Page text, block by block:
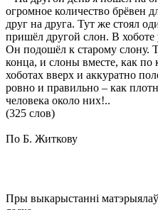
огромное количество брёвен
друг на друга. Тут же стоял
пришёл другой слон. В хоботе
Он подошёл к старому слону.
конца, и слоны вместе, как по
хоботах вверх и аккуратно
ровно и правильно – как
человека около них!..
(325 слов)
По Б. Житкову
Пры выкарыстанні матэрыялаў